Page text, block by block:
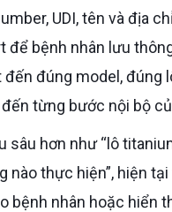
UDI, tên và địa
để bệnh nhân lưu
đến đúng model, đúng
từng bước nội bộ
nào thực hiện”, hiện
bệnh nhân hoặc hiển